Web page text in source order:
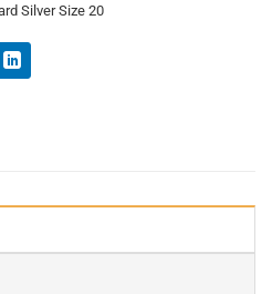
Silver Size 20